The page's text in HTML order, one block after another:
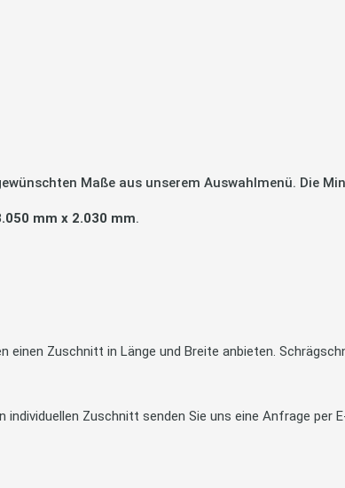
Maße aus unserem Auswahlmenü. Die
mm x 2.030 mm.
einen Zuschnitt in Länge und Breite anbieten.
Zuschnitt senden Sie uns eine Anfrage per